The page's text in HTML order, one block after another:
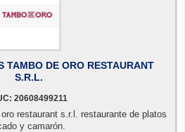
TAMBO DE ORO RESTAURANT
S.R.L.
20608499211
restaurant s.r.l. restaurante de platos
y camarón.